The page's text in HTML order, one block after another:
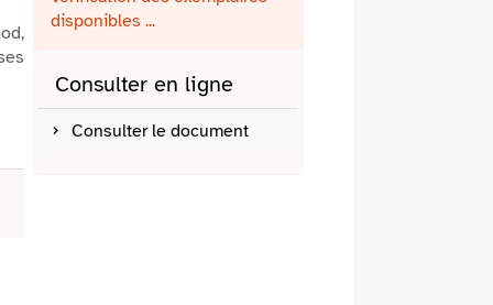
disponibles ...
Consulter en ligne
Consulter le document